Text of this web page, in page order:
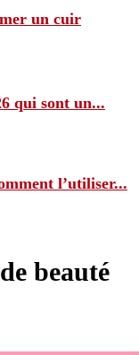
un cuir
qui sont un...
l’utiliser...
beauté